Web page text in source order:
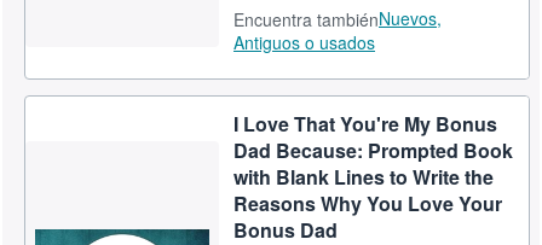
Encuentra tambiénNuevos,
Antiguos o usados
I Love That You're My Bonus
Dad Because: Prompted Book
with Blank Lines to Write the
Reasons Why You Love Your
Bonus Dad